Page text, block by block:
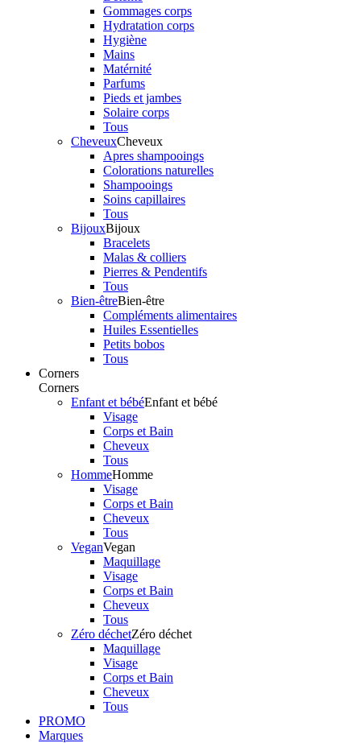
Gommages corps
Hydratation corps
Hygiène
Mains
Matérnité
Parfums
Pieds et jambes
Solaire corps
Tous
CheveuxCheveux
Apres shampooings
Colorations naturelles
Shampooings
Soins capillaires
Tous
BijouxBijoux
Bracelets
Malas & colliers
Pierres & Pendentifs
Tous
Bien-êtreBien-être
Compléments alimentaires
Huiles Essentielles
Petits bobos
Tous
Corners
Corners
Enfant et bébéEnfant et bébé
Visage
Corps et Bain
Cheveux
Tous
HommeHomme
Visage
Corps et Bain
Cheveux
Tous
VeganVegan
Maquillage
Visage
Corps et Bain
Cheveux
Tous
Zéro déchetZéro déchet
Maquillage
Visage
Corps et Bain
Cheveux
Tous
PROMO
Marques